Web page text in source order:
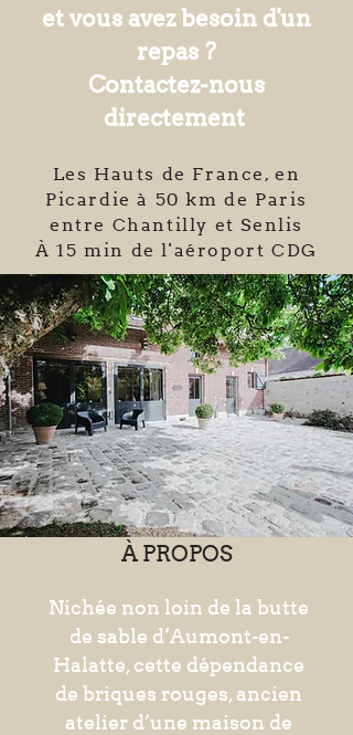
et vous avez besoin d'un
repas ?
Contactez-nous
directement
Les Hauts de France, en
Picardie à 50 km de Paris
entre Chantilly et Senlis
À 15 min de l'aéroport CDG​
À PROPOS
Nichée non loin de la butte
de sable d’Aumont-en-
Halatte, cette dépendance
de briques rouges, ancien
atelier d’une maison de